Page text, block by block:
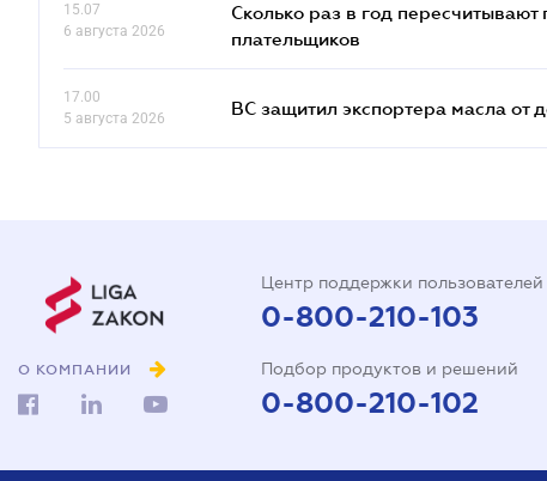
15.07
6 августа 2026
Сколько раз в год
плательщиков
17.00
5 августа 2026
ВС защитил экспортера масла от
О КОМПАНИИ
Центр поддержки пользователей
0-800-210-103
Подбор продуктов и решений
0-800-210-102